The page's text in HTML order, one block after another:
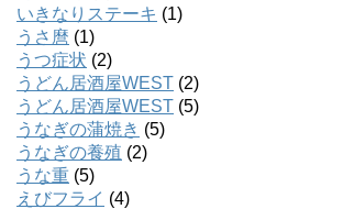
いきなりステーキ (1)
うさ麿 (1)
うつ症状 (2)
うどん居酒屋WEST (2)
うどん居酒屋WEST (5)
うなぎの蒲焼き (5)
うなぎの養殖 (2)
うな重 (5)
えびフライ (4)